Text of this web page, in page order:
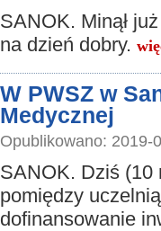
SANOK. Minął
na dzień dobry.
W PWSZ w
Medycznej
Opublikowano: 2019-
SANOK. Dziś (10
pomiędzy
dofinansowanie